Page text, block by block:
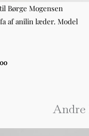
Børge Mogensen
af anilin læder. Model
Andre